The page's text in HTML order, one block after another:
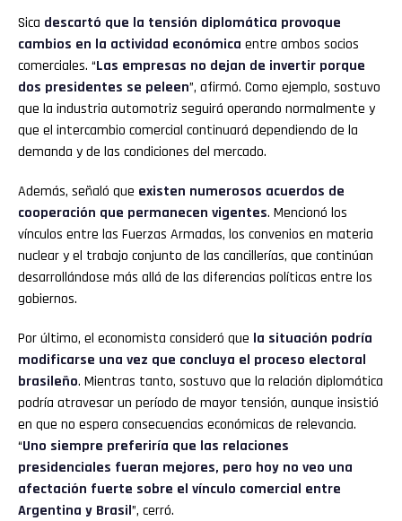
Sica descartó que la tensión diplomática provoque
cambios en la actividad económica entre ambos socios
comerciales. “Las empresas no dejan de invertir porque
dos presidentes se peleen”, afirmó. Como ejemplo, sostuvo
que la industria automotriz seguirá operando normalmente y
que el intercambio comercial continuará dependiendo de la
demanda y de las condiciones del mercado.
Además, señaló que existen numerosos acuerdos de
cooperación que permanecen vigentes. Mencionó los
vínculos entre las Fuerzas Armadas, los convenios en materia
nuclear y el trabajo conjunto de las cancillerías, que continúan
desarrollándose más allá de las diferencias políticas entre los
gobiernos.
Por último, el economista consideró que la situación podría
modificarse una vez que concluya el proceso electoral
brasileño. Mientras tanto, sostuvo que la relación diplomática
podría atravesar un período de mayor tensión, aunque insistió
en que no espera consecuencias económicas de relevancia.
“Uno siempre preferiría que las relaciones
presidenciales fueran mejores, pero hoy no veo una
afectación fuerte sobre el vínculo comercial entre
Argentina y Brasil”, cerró.